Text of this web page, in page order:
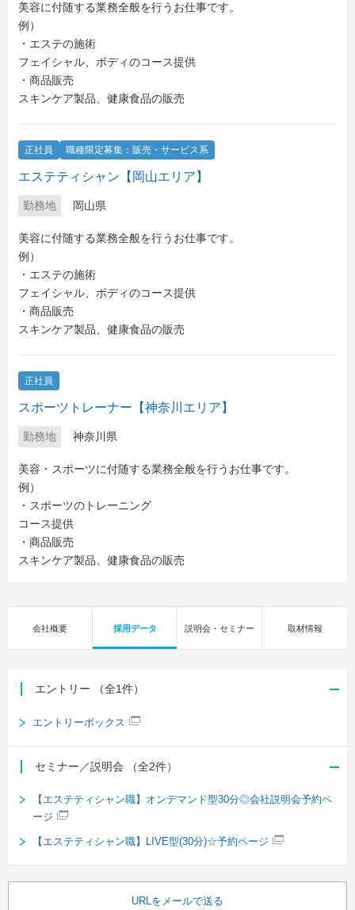
美容に付随する業務全般を行うお仕事です。
例）
・エステの施術
フェイシャル、ボディのコース提供
・商品販売
スキンケア製品、健康食品の販売
正社員 職種限定募集：販売・サービス系
エステティシャン【岡山エリア】
勤務地 岡山県
美容に付随する業務全般を行うお仕事です。
例）
・エステの施術
フェイシャル、ボディのコース提供
・商品販売
スキンケア製品、健康食品の販売
正社員
スポーツトレーナー【神奈川エリア】
勤務地 神奈川県
美容・スポーツに付随する業務全般を行うお仕事です。
例）
・スポーツのトレーニング
コース提供
・商品販売
スキンケア製品、健康食品の販売
会社概要 採用データ 説明会・セミナー 取材情報
エントリー （全1件）
エントリーボックス
セミナー／説明会 （全2件）
【エステティシャン職】オンデマンド型30分◎会社説明会予約ペ
ージ
【エステティシャン職】LIVE型(30分)☆予約ページ
URLをメールで送る